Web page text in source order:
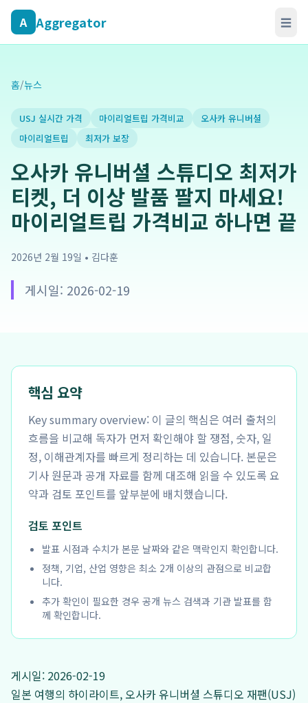
A Aggregator ☰
홈/뉴스
USJ 실시간 가격 마이리얼트립 가격비교
오사카 유니버셜
마이리얼트립
최저가 보장
오사카 유니버셜 스튜디오 최저가
티켓, 더 이상 발품 팔지 마세요!
마이리얼트립 가격비교 하나면 끝
2026년 2월 19일 • 김다훈
게시일: 2026-02-19
핵심 요약
Key summary overview: 이 글의 핵심은 여러 출처의
흐름을 비교해 독자가 먼저 확인해야 할 쟁점, 숫자, 일
정, 이해관계자를 빠르게 정리하는 데 있습니다. 본문은
기사 원문과 공개 자료를 함께 대조해 읽을 수 있도록 요
약과 검토 포인트를 앞부분에 배치했습니다.
검토 포인트
발표 시점과 수치가 본문 날짜와 같은 맥락인지 확인합니다.
정책, 기업, 산업 영향은 최소 2개 이상의 관점으로 비교합
니다.
추가 확인이 필요한 경우 공개 뉴스 검색과 기관 발표를 함
께 확인합니다.
게시일: 2026-02-19
일본 여행의 하이라이트, 오사카 유니버셜 스튜디오 재팬(USJ)